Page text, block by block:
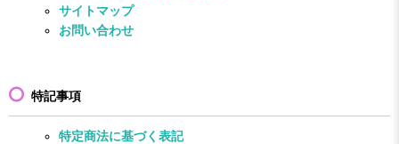
サイトマップ
お問い合わせ
特記事項
特定商法に基づく表記